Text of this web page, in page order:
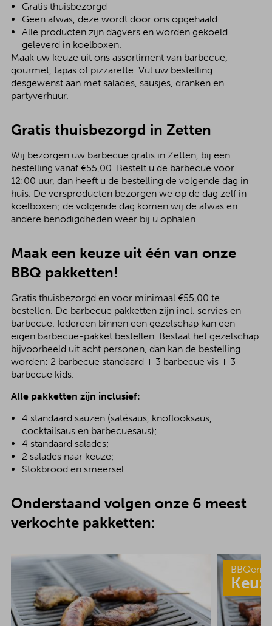
Gratis thuisbezorgd
Geen afwas, deze wordt door ons opgehaald
Alle producten zijn dagvers en worden gekoeld
geleverd in koelboxen.
Maak uw keuze uit ons assortiment van barbecue,
gourmet, tapas of pizzarette. Vul uw bestelling
desgewenst aan met salades, sausjes, dranken en
partyverhuur.
Gratis thuisbezorgd in Zetten
Wij bezorgen uw barbecue gratis in Zetten, bij een
bestelling vanaf €55,00. Bestelt u de barbecue voor
12:00 uur, dan heeft u de bestelling de volgende dag in
huis. De versproducten bezorgen we op de dag zelf in
koelboxen; de volgende dag komen wij de afwas en
andere benodigdheden weer bij u ophalen.
Maak een keuze uit één van onze
BBQ pakketten!
Gratis thuisbezorgd en voor minimaal €55,00 te
bestellen. De barbecue pakketten zijn incl. servies en
barbecue. Iedereen binnen een gezelschap kan een
eigen barbecue-pakket bestellen. Bestaat het gezelschap
bijvoorbeeld uit acht personen, dan kan de bestelling
worden: 2 barbecue standaard + 3 barbecue vis + 3
barbecue kids.
Alle pakketten zijn inclusief:
4 standaard sauzen (satésaus, knoflooksaus,
cocktailsaus en barbecuesaus);
4 standaard salades;
2 salades naar keuze;
Stokbrood en smeersel.
Onderstaand volgen onze 6 meest
verkochte pakketten: